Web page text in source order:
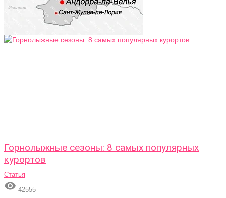
Горнолыжные сезоны: 8 самых популярных
курортов
Статья
 42555